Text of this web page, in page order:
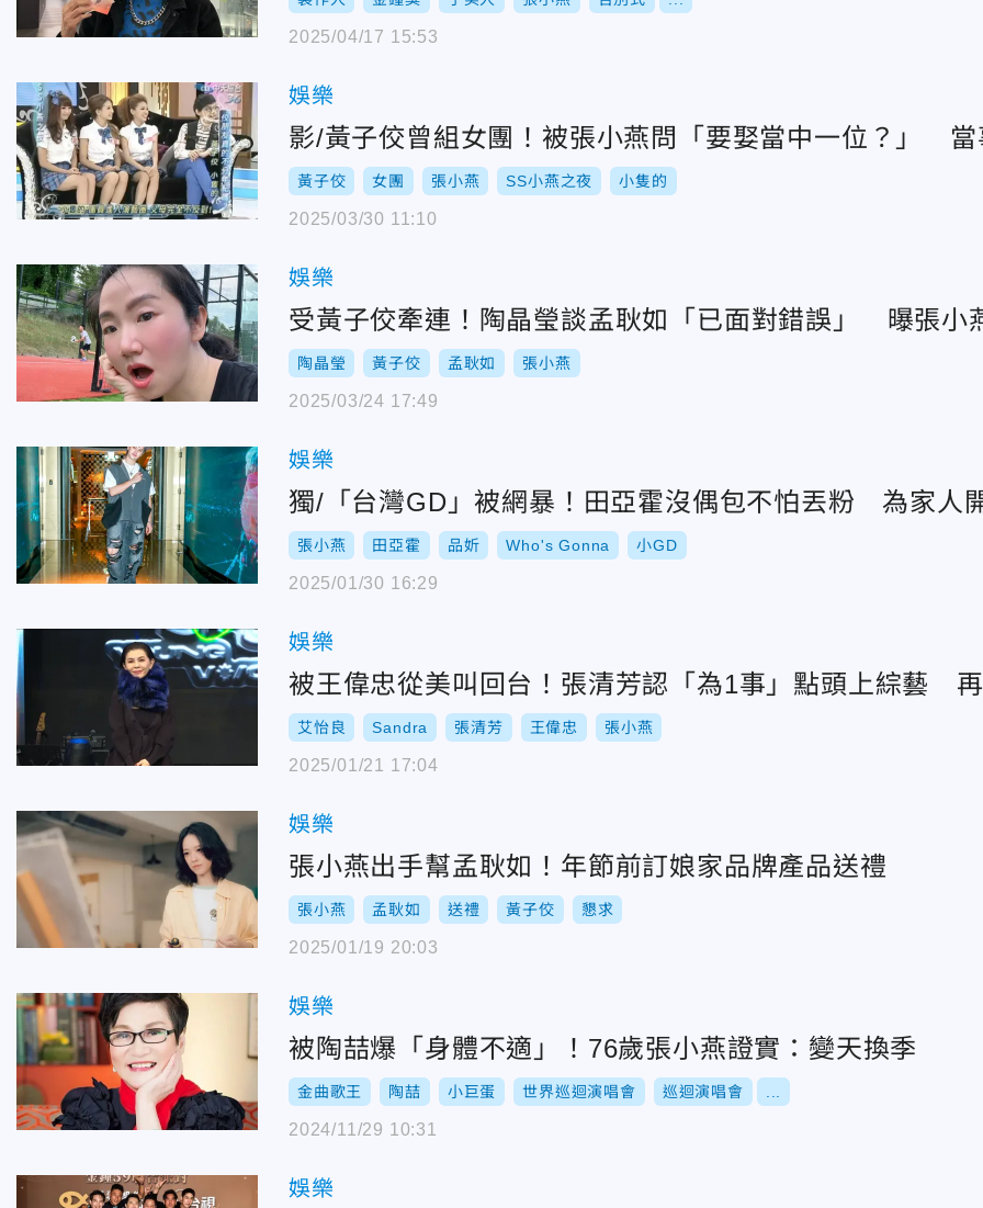
2025/04/17 15:53
娛樂
影/黃子佼曾組女團！被張小燕問「要娶當中一位？」 當
黃子佼 女團 張小燕 SS小燕之夜 小隻的
2025/03/30 11:10
娛樂
受黃子佼牽連！陶晶瑩談孟耿如「已面對錯誤」 曝張小
陶晶瑩 黃子佼 孟耿如 張小燕
2025/03/24 17:49
娛樂
獨/「台灣GD」被網暴！田亞霍沒偶包不怕丟粉 為家人
張小燕 田亞霍 品妡 Who's Gonna 小GD
2025/01/30 16:29
娛樂
被王偉忠從美叫回台！張清芳認「為1事」點頭上綜藝
艾怡良 Sandra 張清芳 王偉忠 張小燕
2025/01/21 17:04
娛樂
張小燕出手幫孟耿如！年節前訂娘家品牌產品送禮
張小燕 孟耿如 送禮 黃子佼 懇求
2025/01/19 20:03
娛樂
被陶喆爆「身體不適」！76歲張小燕證實：變天換季
金曲歌王 陶喆 小巨蛋 世界巡迴演唱會 巡迴演唱會
2024/11/29 10:31
娛樂